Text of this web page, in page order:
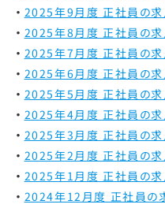
2025年9月度 正社員の求
2025年8月度 正社員の求
2025年7月度 正社員の求
2025年6月度 正社員の求
2025年5月度 正社員の求
2025年4月度 正社員の求
2025年3月度 正社員の求
2025年2月度 正社員の求
2025年1月度 正社員の求
2024年12月度 正社員の